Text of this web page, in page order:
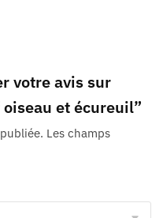
votre avis sur
et écureuil”
Les champs